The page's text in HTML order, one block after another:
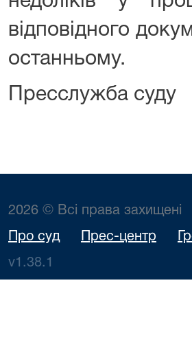
відповідного
останньому.
Пресслужба суду
2026 © Всі права захищені
Про суд Прес-центр
v1.38.1